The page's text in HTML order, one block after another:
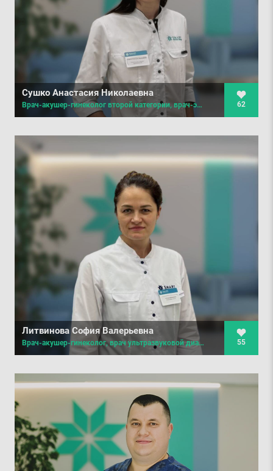
62
Сушко Анастасия Николаевна
Врач-акушер-гинеколог второй категории, врач-эндокринолог, гинеколог-эндокринолог, детский гинеколог, врач ультразвуковой диагностики
55
Литвинова София Валерьевна
Врач-акушер-гинеколог, врач ультразвуковой диагностики